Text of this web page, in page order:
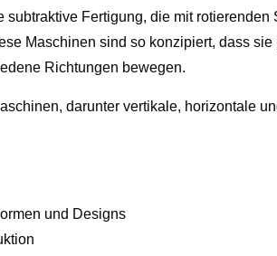
subtraktive Fertigung, die mit rotierenden
Maschinen sind so konzipiert, dass
Richtungen bewegen.
darunter vertikale, horizontale
und Designs